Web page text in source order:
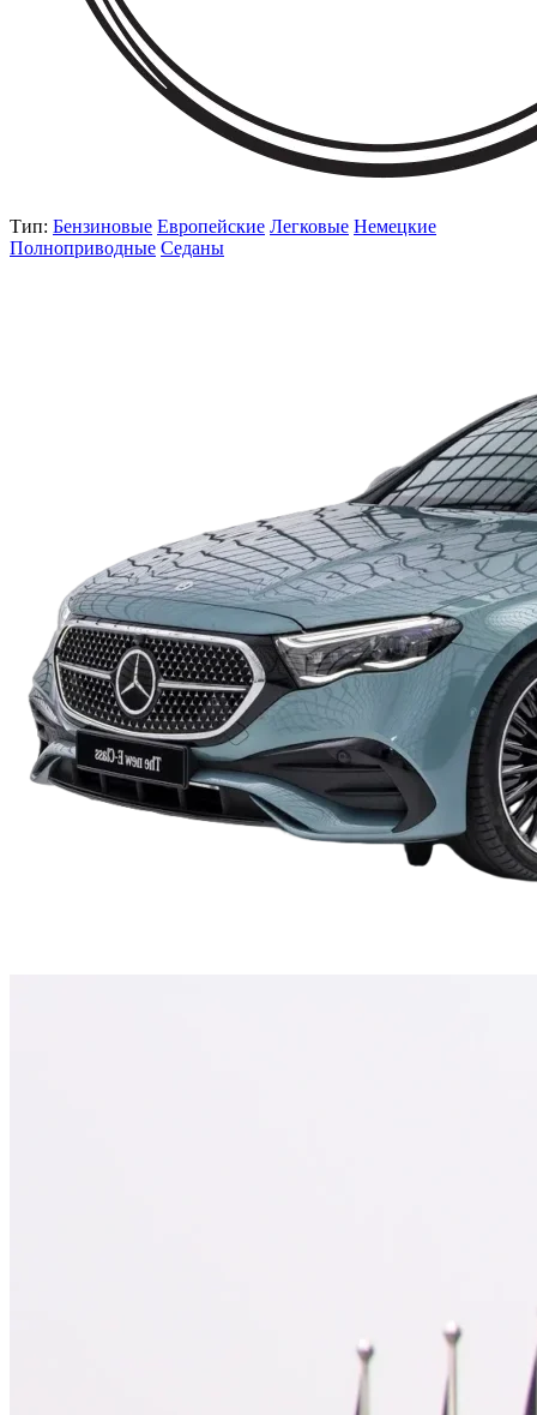
Тип: Бензиновые Европейские Легковые Немецкие
Полноприводные Седаны